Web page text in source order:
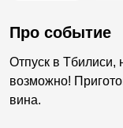
Про событие
Отпуск в Тбилиси,
возможно!
вина.